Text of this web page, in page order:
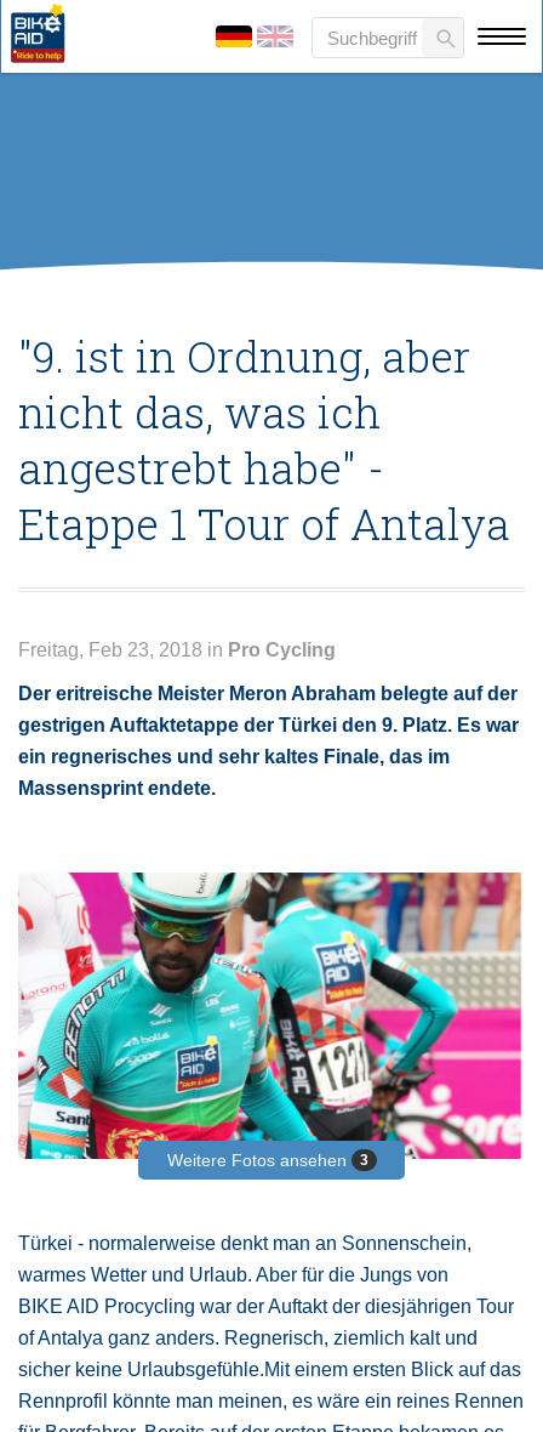
"9. ist in Ordnung, aber
nicht das, was ich
angestrebt habe" -
Etappe 1 Tour of Antalya
Freitag, Feb 23, 2018 in Pro Cycling
Der eritreische Meister Meron Abraham belegte auf der
gestrigen Auftaktetappe der Türkei den 9. Platz. Es war
ein regnerisches und sehr kaltes Finale, das im
Massensprint endete.
Weitere Fotos ansehen 3
Türkei - normalerweise denkt man an Sonnenschein,
warmes Wetter und Urlaub. Aber für die Jungs von
BIKE AID Procycling war der Auftakt der diesjährigen Tour
of Antalya ganz anders. Regnerisch, ziemlich kalt und
sicher keine Urlaubsgefühle.Mit einem ersten Blick auf das
Rennprofil könnte man meinen, es wäre ein reines Rennen